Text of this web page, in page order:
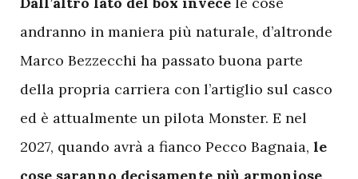
andranno in maniera più naturale, d’altronde
Marco Bezzecchi ha passato buona parte
della propria carriera con l’artiglio sul casco
ed è attualmente un pilota Monster. E nel
2027, quando avrà a fianco Pecco Bagnaia, le